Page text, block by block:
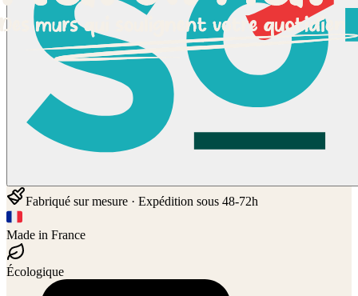
Fabriqué sur mesure · Expédition sous 48-72h
Made in France
Écologique